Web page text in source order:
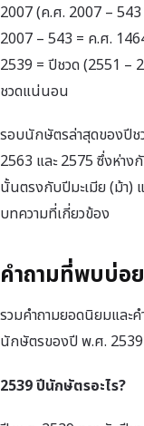
2007 (ค.ศ. 2007 –
2007 – 543 = ค.ศ.
2539 = ปีชวด (2551 –
ชวดแน่นอน
รอบนักษัตรล่าสุดของปีช
2563 และ 2575 ซึ่งห่า
นั้นตรงกับปีมะเมีย (ม้า)
บทความที่เกี่ยวข้อง
คำถามที่พบบ่อ
รวมคำถามยอดนิยมและ
นักษัตรของปี พ.ศ. 2539
2539 ปีนักษัตรอะไร?